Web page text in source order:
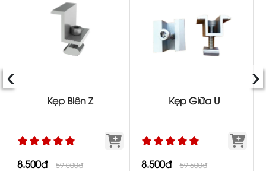
Kẹp Biên Z
8.500đ 59.000đ
Kẹp Giữa U
8.500đ 59.500đ
‹ ›